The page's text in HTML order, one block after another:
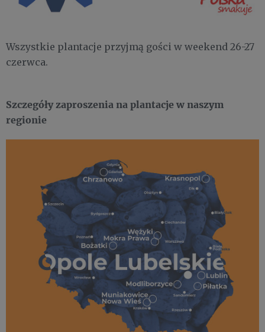
Wszystkie plantacje przyjmą gości w weekend 26-27
czerwca.
Szczegóły zaproszenia na plantacje w naszym
regionie